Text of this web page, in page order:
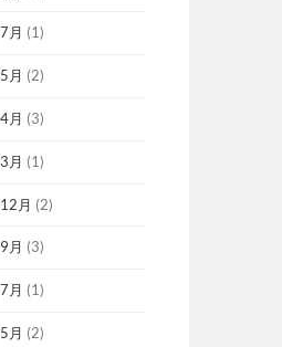
月 (1)
月 (2)
月 (3)
月 (1)
月 (2)
月 (3)
月 (1)
月 (2)